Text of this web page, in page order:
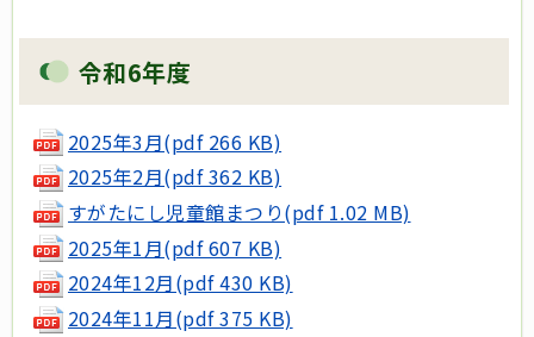
令和6年度
2025年3月(pdf 266 KB)
2025年2月(pdf 362 KB)
すがたにし児童館まつり(pdf 1.02 MB)
2025年1月(pdf 607 KB)
2024年12月(pdf 430 KB)
2024年11月(pdf 375 KB)